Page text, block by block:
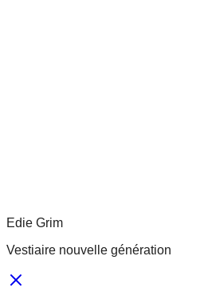
Edie Grim
Vestiaire nouvelle génération